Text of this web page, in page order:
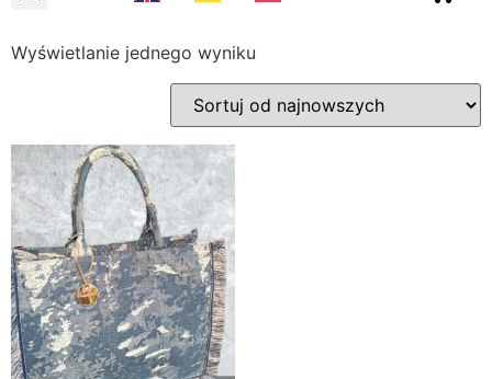
Wyświetlanie jednego wyniku